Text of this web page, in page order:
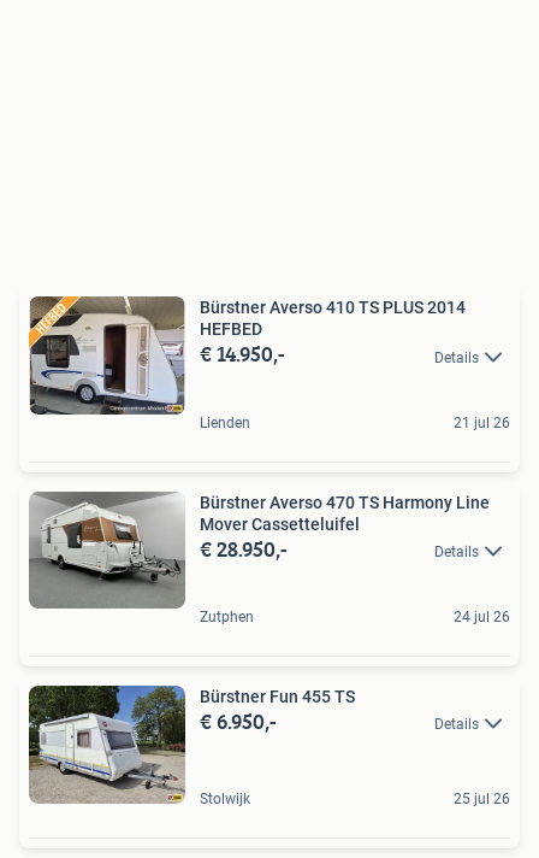
Bürstner Averso 410 TS PLUS 2014
HEFBED
€ 14.950,- Details
Lienden 21 jul 26
Bürstner Averso 470 TS Harmony Line
Mover Cassetteluifel
€ 28.950,- Details
Zutphen 24 jul 26
Bürstner Fun 455 TS
€ 6.950,- Details
Stolwijk 25 jul 26